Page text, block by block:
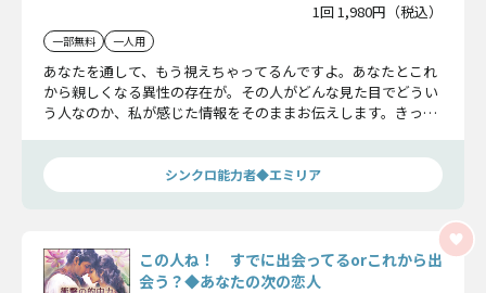
1回 1,980円（税込）
一部無料 一人用
あなたを通して、もう視えちゃってるんですよ。あなたとこれ
から親しくなる異性の存在が。その人がどんな見た目でどうい
う人なのか、私が感じた情報をそのままお伝えします。きっと
でくださいね。
シンクロ能力者◆エミリア
この人ね！ すでに出会ってるorこれから出
会う？◆あなたの次の恋人